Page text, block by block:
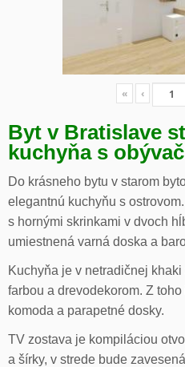
« ‹
Byt v Bratislave
kuchyňa s
Do krásneho bytu v starom
elegantnú kuchyňu s
s hornými skrinkami v dvoch
umiestnená varná doska a
Kuchyňa je v netradičnej
farbou a drevodekorom. Z
komoda a parapetné dosky.
TV zostava je kompiláciou
a šírky, v strede bude